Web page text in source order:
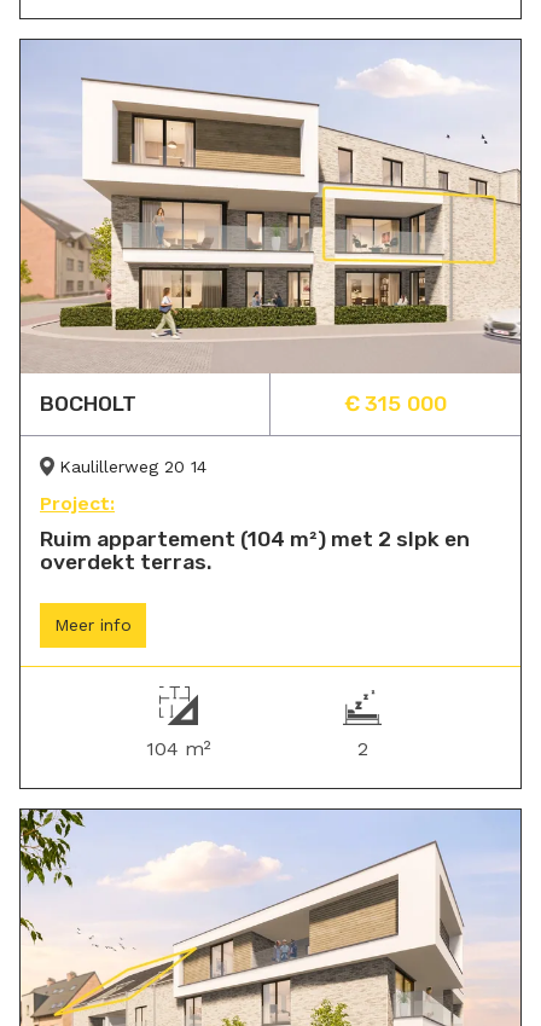
BOCHOLT € 315 000
Kaulillerweg 20 14
Project:
Ruim appartement (104 m²) met 2 slpk en
overdekt terras.
Meer info
104 m² 2